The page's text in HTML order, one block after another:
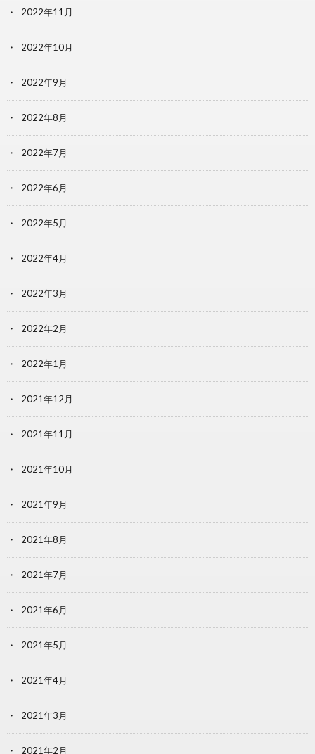
2022年11月
2022年10月
2022年9月
2022年8月
2022年7月
2022年6月
2022年5月
2022年4月
2022年3月
2022年2月
2022年1月
2021年12月
2021年11月
2021年10月
2021年9月
2021年8月
2021年7月
2021年6月
2021年5月
2021年4月
2021年3月
2021年2月